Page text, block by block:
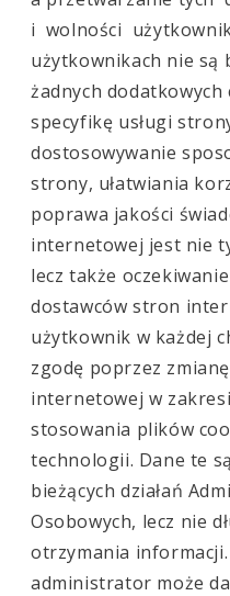
i wolności
użytkownikach nie są
żadnych dodatkowych
specyfikę usługi
dostosowywanie
strony, ułatwiania
poprawa jakości
internetowej jest nie
lecz także
dostawców stron
użytkownik w każdej
zgodę poprzez
internetowej w
stosowania plików
technologii. Dane te
bieżących działań
Osobowych, lecz nie
otrzymania informacji.
administrator może